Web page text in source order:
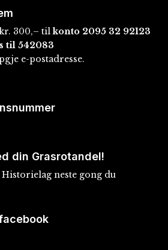
300,– tilkonto 2095 32 92123
til 542083
e-postadresse.
din Grasrotandel!
neste gong du